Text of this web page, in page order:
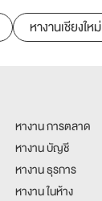
หางานเชียงใหม่
หางาน การตลาด
หางาน บัญชี
หางาน ธุรการ
หางาน ในห้าง